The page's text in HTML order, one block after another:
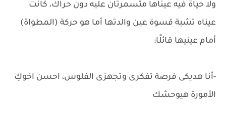
ولا حياة فيه عيناها متسمرتان عليه دون حراك، كانت
عيناه تشبة قسوة عين والدتها أما هو حركة (المطواة)
أمام عينيها قائلًا:
-أنا هديكى فرصة تفكرى وتجهزى الفلوس، احسن اخوكِ
الأمورة هيوحشك